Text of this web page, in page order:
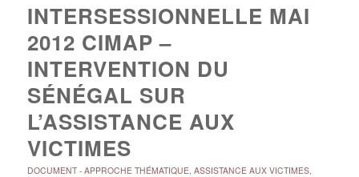
INTERSESSIONNELLE MAI
2012 CIMAP –
INTERVENTION DU
SÉNÉGAL SUR
L’ASSISTANCE AUX
VICTIMES
DOCUMENT- APPROCHE THÉMATIQUE, ASSISTANCE AUX VICTIMES,